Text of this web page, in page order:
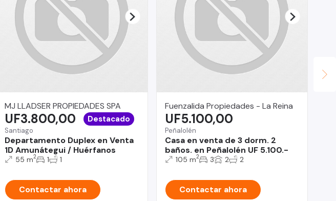
MJ LLADSER PROPIEDADES SPA
Santiago
Departamento Duplex en Venta
1D Amunátegui / Huérfanos
UF3.800,00 Destacado
55 m2 1 1
Contactar ahora
Fuenzalida Propiedades - La Reina
Peñalolén
Casa en venta de 3 dorm. 2
baños. en Peñalolén UF 5.100.-
UF5.100,00
105 m2 3 2 2
Contactar ahora